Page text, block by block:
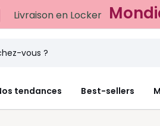
Livraison en Locker
tendances Best-sellers